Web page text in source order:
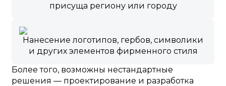
присуща региону или городу
Нанесение логотипов, гербов, символики
и других элементов фирменного стиля
Более того, возможны нестандартные
решения — проектирование и разработка